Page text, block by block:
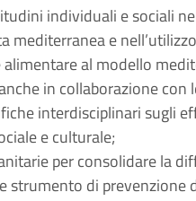
individuali e sociali
mediterranea e
alimentare al modello
in collaborazione con
interdisciplinari sugli
e culturale;
per consolidare la
strumento di prevenzione